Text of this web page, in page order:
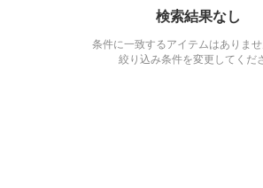
検索結果なし
条件に一致するアイテムはありま
絞り込み条件を変更してくだ